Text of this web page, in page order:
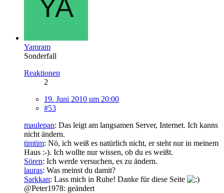
Yamram
Sonderfall
Reaktionen
2
19. Juni 2010 um 20:00
#53
maulepan: Das leigt am langsamen Server, Internet. Ich kanns
nicht ändern.
timtim: Nö, ich weiß es natürlich nicht, er steht nur in meinem
Haus :-). Ich wollte nur wissen, ob du es weißt.
Sören: Ich werde versuchen, es zu ändern.
lauras: Was meinst du damit?
Sarkkan: Lass mich in Ruhe! Danke für diese Seite
@Peter1978: geändert